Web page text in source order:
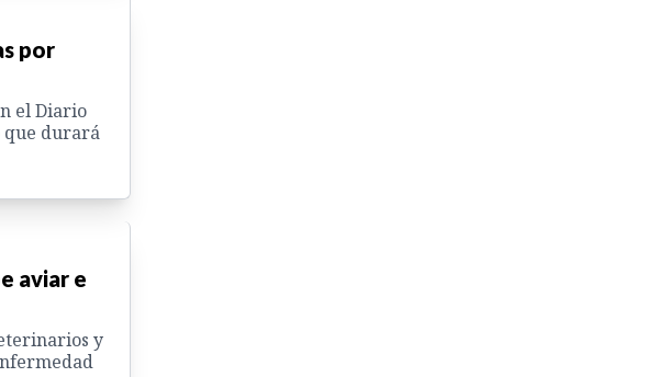
por
el Diario
que durará
aviar e
y